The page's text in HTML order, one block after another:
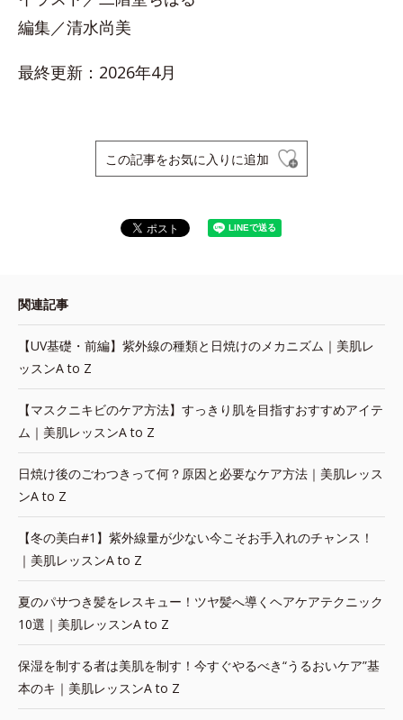
編集／清水尚美
最終更新：2026年4月
この記事をお気に入りに追加
関連記事
【UV基礎・前編】紫外線の種類と日焼けのメカニズム｜美肌レ
ッスンA to Z
【マスクニキビのケア方法】すっきり肌を目指すおすすめアイテ
ム｜美肌レッスンA to Z
日焼け後のごわつきって何？原因と必要なケア方法｜美肌レッス
ンA to Z
【冬の美白#1】紫外線量が少ない今こそお手入れのチャンス！
｜美肌レッスンA to Z
夏のパサつき髪をレスキュー！ツヤ髪へ導くヘアケアテクニック
10選｜美肌レッスンA to Z
保湿を制する者は美肌を制す！今すぐやるべき“うるおいケア”基
本のキ｜美肌レッスンA to Z